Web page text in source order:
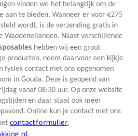
vinden we het belangrijk om de
aan te bieden. Wanneer er voor €275
wordt, is de verzending gratis in
Waddeneilanden. Naast verschillende
hebben wij een groot
producten, neem daarvoor een kijkje
fysiek contact met ons opgenomen
in Gouda. Deze is geopend van
vanaf 08:30 uur. Op onze website
en daar staat ook meer
Online kun je contact met ons
contactformulier,